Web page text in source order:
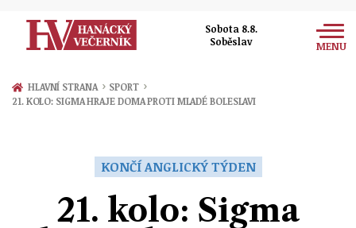
Sobota 8.8.
Soběslav
MENU
Zprávy
Přerov
Ekonomika
Sport
HLAVNÍ STRANA › SPORT ›
21. KOLO: SIGMA HRAJE DOMA PROTI MLADÉ BOLESLAVI
KONČÍ ANGLICKÝ TÝDEN
21. kolo: Sigma